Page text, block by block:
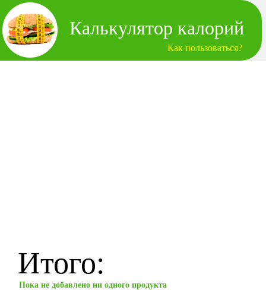
Калькулятор калорий
Как пользоваться?
Итого:
Пока не добавлено ни одного продукта